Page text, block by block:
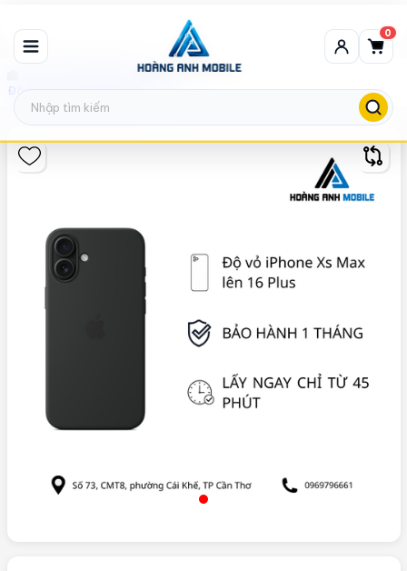
0
Độ Vỏ IPHONE (HOT)
Độ vỏ iPhone Xs Max lên 16 Plus